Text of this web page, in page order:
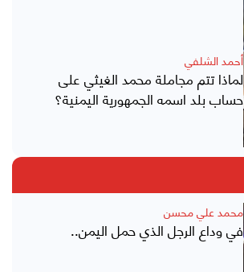
أحمد الشلفي
لماذا تتم مجاملة محمد الغيثي على
حساب بلد اسمه الجمهورية اليمنية؟
محمد علي محسن
في وداع الرجل الذي حمل اليمن..